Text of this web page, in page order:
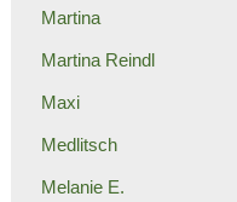
Martina
Martina Reindl
Maxi
Medlitsch
Melanie E.